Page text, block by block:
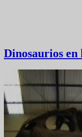
Dinosaurios en